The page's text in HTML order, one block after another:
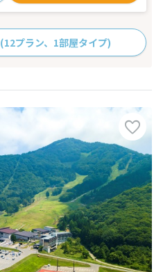
(12プラン、1部屋タイプ)